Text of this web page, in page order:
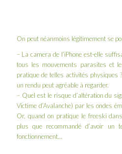
On peut néanmoins légitimement se
– La camera de l’iPhone est-elle
tous les mouvements parasites et
pratique de telles activités physiques
un rendu peut agréable à regarder.
– Quel est le risque d’altération du
Victime d’Avalanche) par les ondes
Or, quand on pratique le freeski
plus que recommandé d’avoir un
fonctionnement…